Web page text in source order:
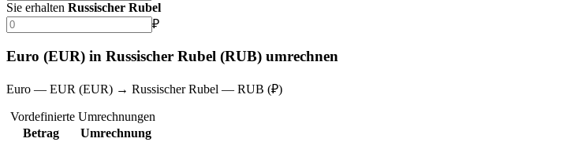
Sie erhalten Russischer Rubel
₽
Euro (EUR) in Russischer Rubel (RUB) umrechnen
Euro — EUR (EUR) → Russischer Rubel — RUB (₽)
Vordefinierte Umrechnungen
Betrag
Umrechnung